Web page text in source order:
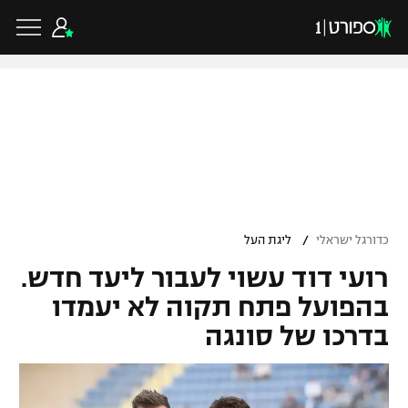
גביע הטוטו
ליגיונרים
גביע המדינה
ליגת האלופות
ליגה אירופית
ליגה אנגלית
כדורסל ישראלי
ליגת ווינר סל
ליגה לאומית
כדורסל עולמי
NBA
כדורגל ישראלי / ליגת העל
רועי דוד עשוי לעבור ליעד חדש.
בהפועל פתח תקוה לא יעמדו
בדרכו של סונגה